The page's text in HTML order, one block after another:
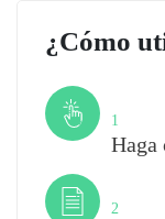
¿Cómo
1
2